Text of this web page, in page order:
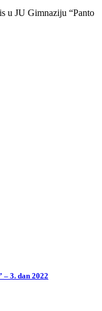
u JU Gimnaziju “Panto
3. dan 2022